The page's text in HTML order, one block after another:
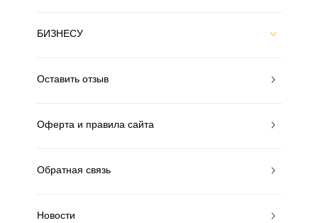
БИЗНЕСУ
Оставить отзыв
Оферта и правила сайта
Обратная связь
Новости